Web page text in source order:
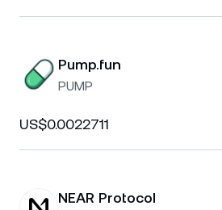
Pump.fun
PUMP
US$0.0022711
NEAR Protocol